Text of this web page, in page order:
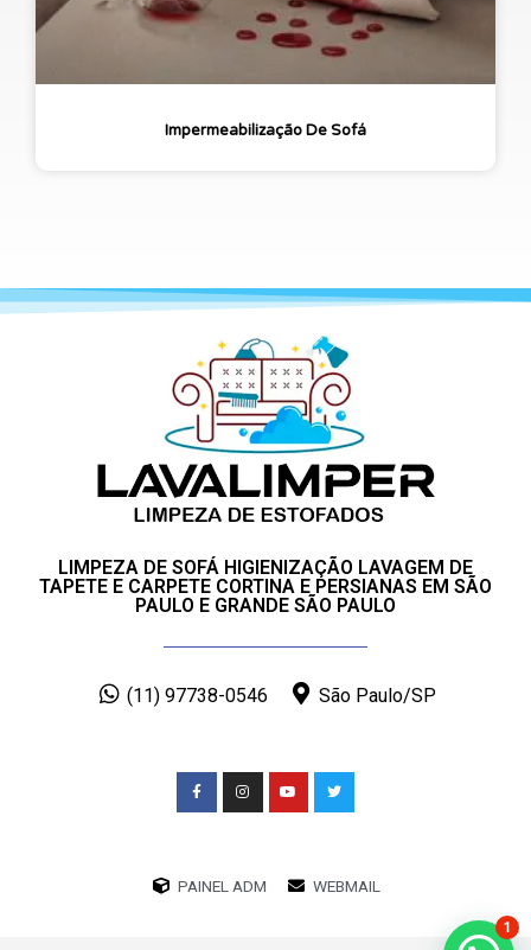
Impermeabilização De Sofá
LIMPEZA DE SOFÁ HIGIENIZAÇÃO LAVAGEM DE
TAPETE E CARPETE CORTINA E PERSIANAS EM SÃO
PAULO E GRANDE SÃO PAULO
(11) 97738-0546 São Paulo/SP
PAINEL ADM WEBMAIL
1